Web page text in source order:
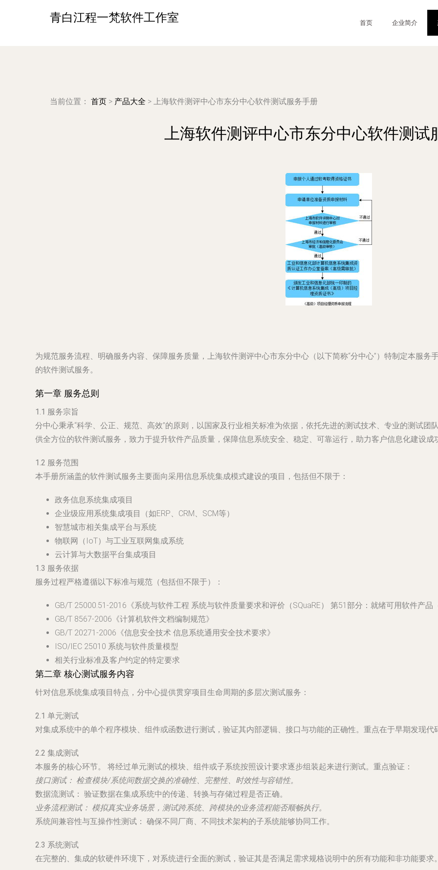
青白江程一梵软件工作室 首页 企业简介
当前位置： 首页 > 产品大全 > 上海软件测评中心市东分中心软件测试服务手册
上海软件测评中心市东分中心软件测试
为规范服务流程、明确服务内容、保障服务质量，上海软件测评中心市东分中心（以下简称“分中心”）特制定本服
的软件测试服务。
第一章 服务总则
1.1 服务宗旨
分中心秉承“科学、公正、规范、高效”的原则，以国家及行业相关标准为依据，依托先进的测试技术、专业的测试
供全方位的软件测试服务，致力于提升软件产品质量，保障信息系统安全、稳定、可靠运行，助力客户信息化建设成
1.2 服务范围
本手册所涵盖的软件测试服务主要面向采用信息系统集成模式建设的项目，包括但不限于：
政务信息系统集成项目
企业级应用系统集成项目（如ERP、CRM、SCM等）
智慧城市相关集成平台与系统
物联网（IoT）与工业互联网集成系统
云计算与大数据平台集成项目
1.3 服务依据
服务过程严格遵循以下标准与规范（包括但不限于）：
GB/T 25000.51-2016《系统与软件工程 系统与软件质量要求和评价（SQuaRE） 第51部分：就绪可用软件产品
GB/T 8567-2006《计算机软件文档编制规范》
GB/T 20271-2006《信息安全技术 信息系统通用安全技术要求》
ISO/IEC 25010 系统与软件质量模型
相关行业标准及客户约定的特定要求
第二章 核心测试服务内容
针对信息系统集成项目特点，分中心提供贯穿项目生命周期的多层次测试服务：
2.1 单元测试
对集成系统中的单个程序模块、组件或函数进行测试，验证其内部逻辑、接口与功能的正确性。重点在于早期发现代
2.2 集成测试
本服务的核心环节。
将经过单元测试的模块、组件或子系统按照设计要求逐步组装起来进行测试。重点验证：
接口测试： 检查模块/系统间数据交换的准确性、完整性、时效性与容错性。
数据流测试： 验证数据在集成系统中的传递、转换与存储过程是否正确。
业务流程测试： 模拟真实业务场景，测试跨系统、跨模块的业务流程能否顺畅执行。
系统间兼容性与互操作性测试： 确保不同厂商、不同技术架构的子系统能够协同工作。
2.3 系统测试
在完整的、集成的软硬件环境下，对系统进行全面的测试，验证其是否满足需求规格说明中的所有功能和非功能要求